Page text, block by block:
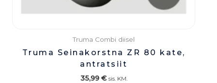
Truma Combi diisel
Truma Seinakorstna ZR 80 kate,
antratsiit
35,99 € sis. KM.